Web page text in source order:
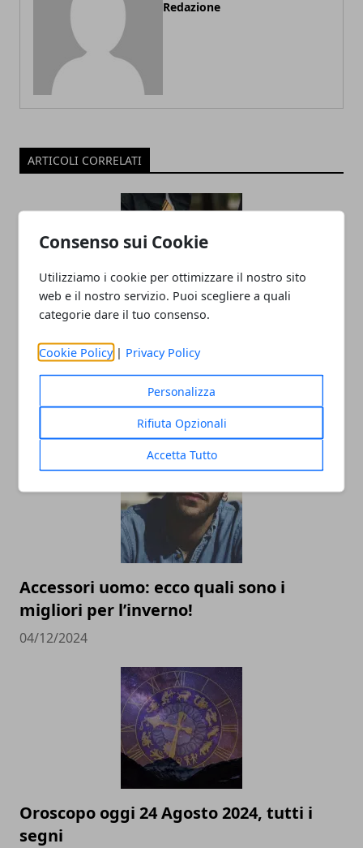
Consenso sui Cookie
Utilizziamo i cookie per ottimizzare il nostro sito
web e il nostro servizio. Puoi scegliere a quali
categorie dare il tuo consenso.
Cookie Policy | Privacy Policy
Personalizza
Rifiuta Opzionali
Accetta Tutto
Redazione
ARTICOLI CORRELATI
L’universo Harry Potter: libri, film,
mostre e serie TV, tutte le versioni del
mondo fantasy più noto al mondo
02/09/2025
Accessori uomo: ecco quali sono i
migliori per l’inverno!
04/12/2024
Oroscopo oggi 24 Agosto 2024, tutti i
segni